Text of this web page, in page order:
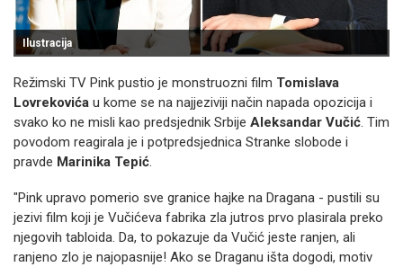
Ilustracija
Režimski TV Pink pustio je monstruozni film Tomislava
Lovrekovića u kome se na najjeziviji način napada opozicija i
svako ko ne misli kao predsjednik Srbije Aleksandar Vučić. Tim
povodom reagirala je i potpredsjednica Stranke slobode i
pravde Marinika Tepić.
"Pink upravo pomerio sve granice hajke na Dragana - pustili su
jezivi film koji je Vučićeva fabrika zla jutros prvo plasirala preko
njegovih tabloida. Da, to pokazuje da Vučić jeste ranjen, ali
ranjeno zlo je najopasnije! Ako se Draganu išta dogodi, motiv